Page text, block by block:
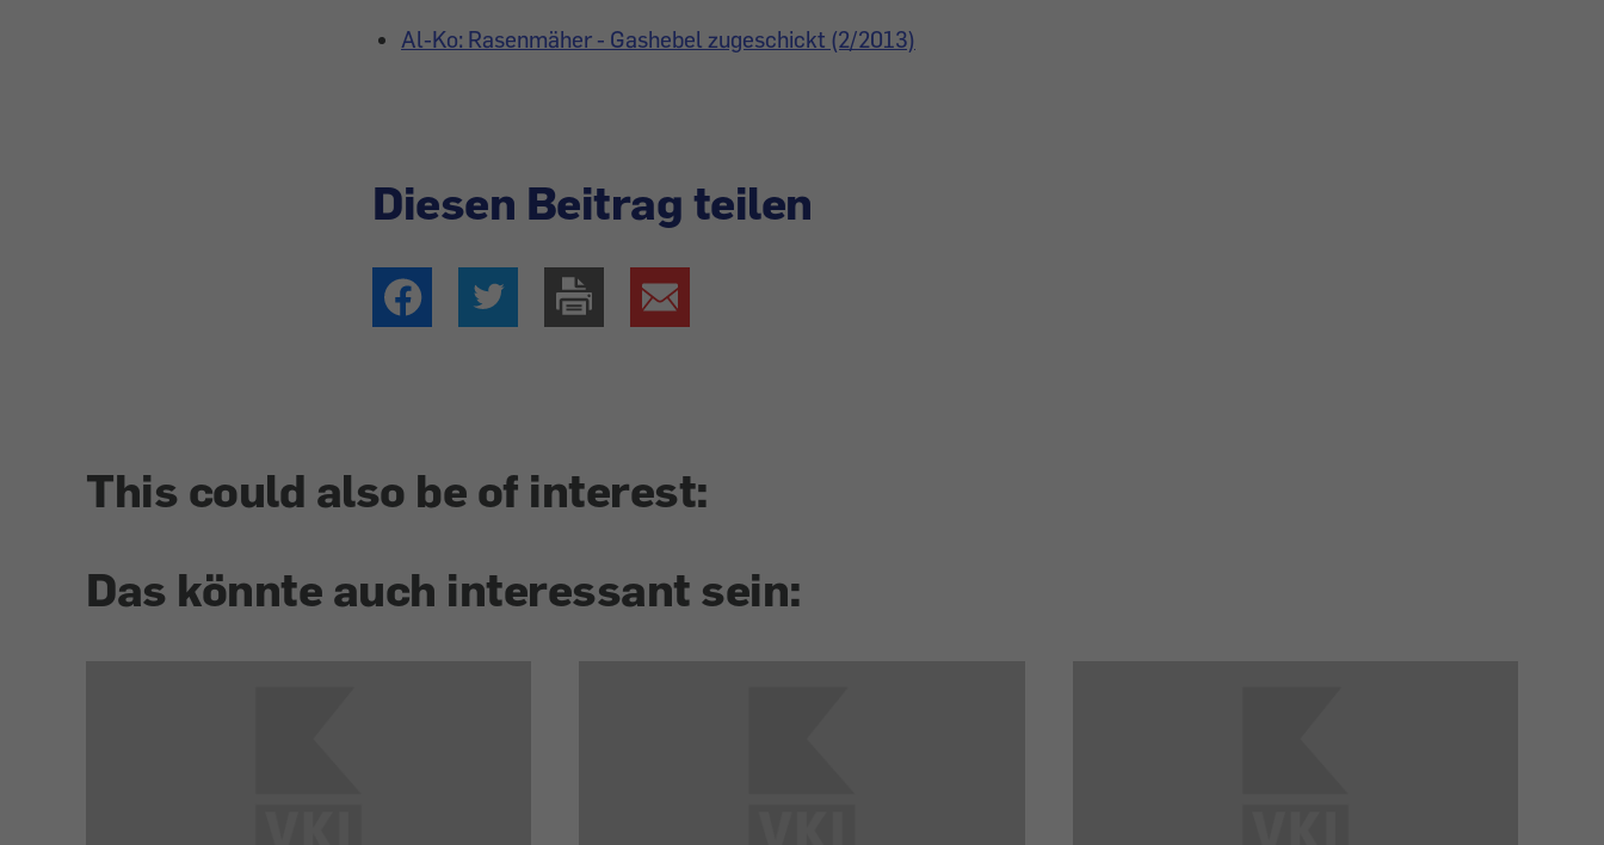
Al-Ko: Rasenmäher - Gashebel zugeschickt (2/2013)
Diesen Beitrag teilen
This could also be of interest:
Das könnte auch interessant sein: